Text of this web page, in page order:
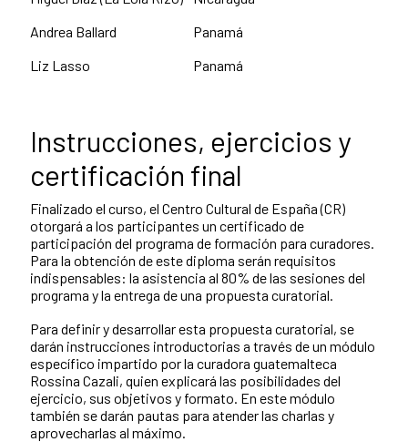
Andrea Ballard
Panamá
Liz Lasso
Panamá
Instrucciones, ejercicios y
certificación final
Finalizado el curso, el Centro Cultural de España (CR)
otorgará a los participantes un certificado de
participación del programa de formación para curadores.
Para la obtención de este diploma serán requisitos
indispensables: la asistencia al 80% de las sesiones del
programa y la entrega de una propuesta curatorial.
Para definir y desarrollar esta propuesta curatorial, se
darán instrucciones introductorias a través de un módulo
específico impartido por la curadora guatemalteca
Rossina Cazali, quien explicará las posibilidades del
ejercicio, sus objetivos y formato. En este módulo
también se darán pautas para atender las charlas y
aprovecharlas al máximo.